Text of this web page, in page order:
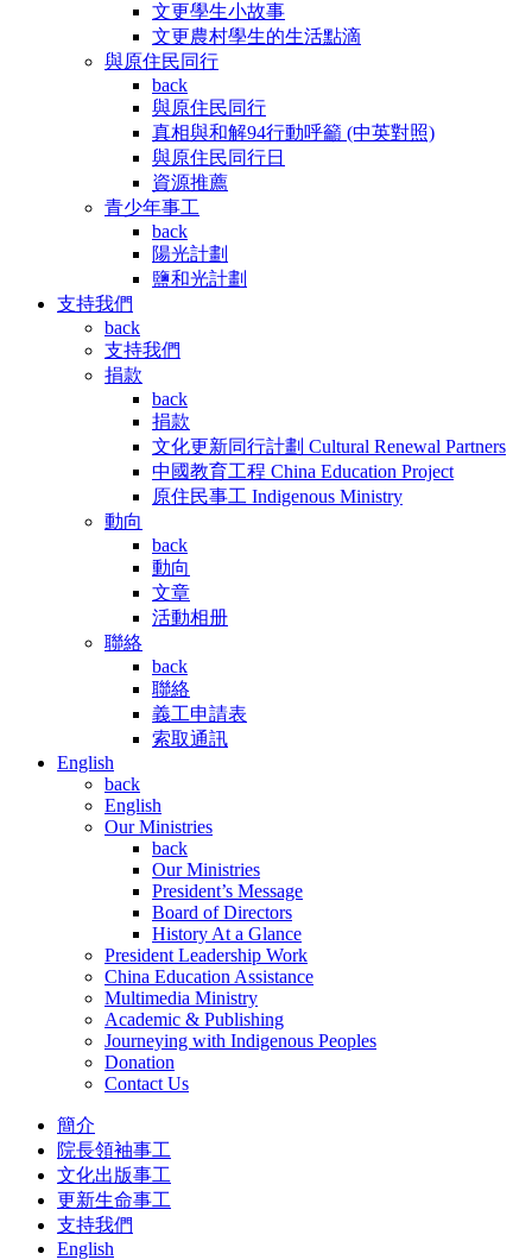
文更學生小故事
文更農村學生的生活點滴
與原住民同行
back
與原住民同行
真相與和解94行動呼籲 (中英對照)
與原住民同行日
資源推薦
青少年事工
back
陽光計劃
鹽和光計劃
支持我們
back
支持我們
捐款
back
捐款
文化更新同行計劃 Cultural Renewal Partners
中國教育工程 China Education Project
原住民事工 Indigenous Ministry
動向
back
動向
文章
活動相册
聯絡
back
聯絡
義工申請表
索取通訊
English
back
English
Our Ministries
back
Our Ministries
President’s Message
Board of Directors
History At a Glance
President Leadership Work
China Education Assistance
Multimedia Ministry
Academic & Publishing
Journeying with Indigenous Peoples
Donation
Contact Us
簡介
院長領袖事工
文化出版事工
更新生命事工
支持我們
English